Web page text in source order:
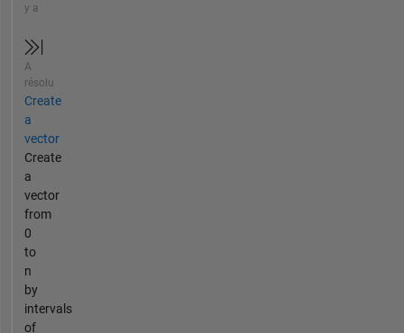
y a
A
résolu
Create
a
vector
Create
a
vector
from
0
to
n
by
intervals
of